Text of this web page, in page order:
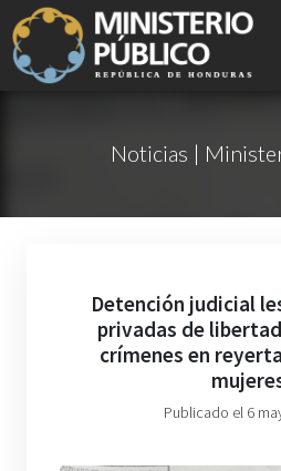
Noticias |
Detención judicial
privadas de
crímenes en
Publicado el 6